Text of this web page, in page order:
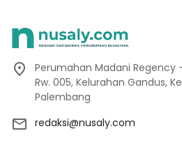
Perumahan Madani Regency
Rw. 005, Kelurahan Gandus,
Palembang
redaksi@nusaly.com